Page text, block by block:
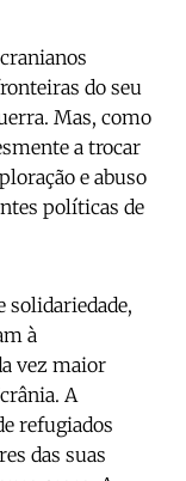
do seu
Mas, como
a trocar
e abuso
políticas de
solidariedade,
à
vez maior
A
refugiados
das suas